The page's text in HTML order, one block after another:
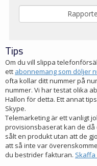
Tips
Om du vill slippa
ett abonnemang som döljer
ofta kollar ditt nummer på
nummer. Vi har testat olika
Hallon för detta. Ett annat
Skype.
Telemarketing är ett vanligt
provisionsbaserat kan de då
sålt en produkt utan att de
att så inte var
du bestrider fakturan.